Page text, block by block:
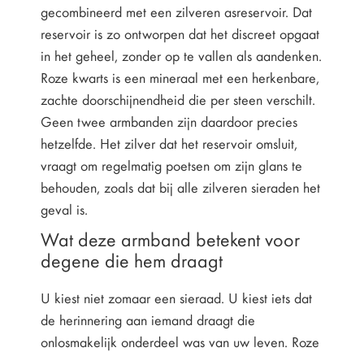
gecombineerd met een zilveren asreservoir. Dat
reservoir is zo ontworpen dat het discreet opgaat
in het geheel, zonder op te vallen als aandenken.
Roze kwarts is een mineraal met een herkenbare,
zachte doorschijnendheid die per steen verschilt.
Geen twee armbanden zijn daardoor precies
hetzelfde. Het zilver dat het reservoir omsluit,
vraagt om regelmatig poetsen om zijn glans te
behouden, zoals dat bij alle zilveren sieraden het
geval is.
Wat deze armband betekent voor
degene die hem draagt
U kiest niet zomaar een sieraad. U kiest iets dat
de herinnering aan iemand draagt die
onlosmakelijk onderdeel was van uw leven. Roze